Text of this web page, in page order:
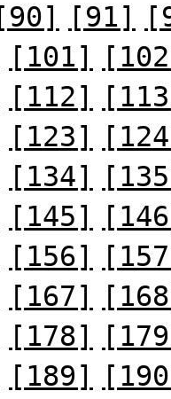
[90] [91]
[101]
[112]
[123]
[134]
[145]
[156]
[167]
[178]
[189]